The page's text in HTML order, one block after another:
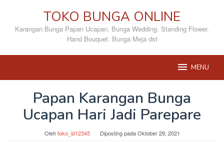
konten
TOKO BUNGA ONLINE
Karangan Bunga Papan Ucapan. Bunga Wedding. Standing Flower.
Hand Bouquet. Bunga Meja dst
MENU
Papan Karangan Bunga
Ucapan Hari Jadi Parepare
Olehtoko_id12345 Diposting padaOktober 29, 2021